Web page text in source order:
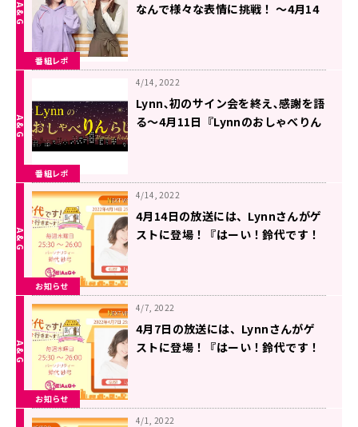
番組レポ
なんで様々な表情に挑戦！ ～4月14
番組レポ
4/14, 2022
Lynn､初のサイン会を終え､感謝を語
る～4月11日『Lynnのおしゃべりん
お知らせ
4/14, 2022
4月14日の放送には、Lynnさんがゲ
ストに登場！『はーい！鈴代です！
お知らせ
4/7, 2022
4月7日の放送には、Lynnさんがゲ
ストに登場！『はーい！鈴代です！
4/1, 2022